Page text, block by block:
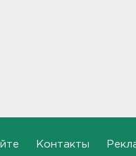
Контакты